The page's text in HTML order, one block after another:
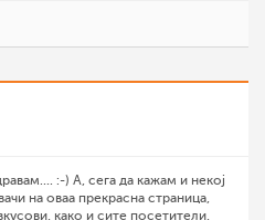
:-) А, сега да кажам и некој
на оваа прекрасна страница,
како и сите посетители,